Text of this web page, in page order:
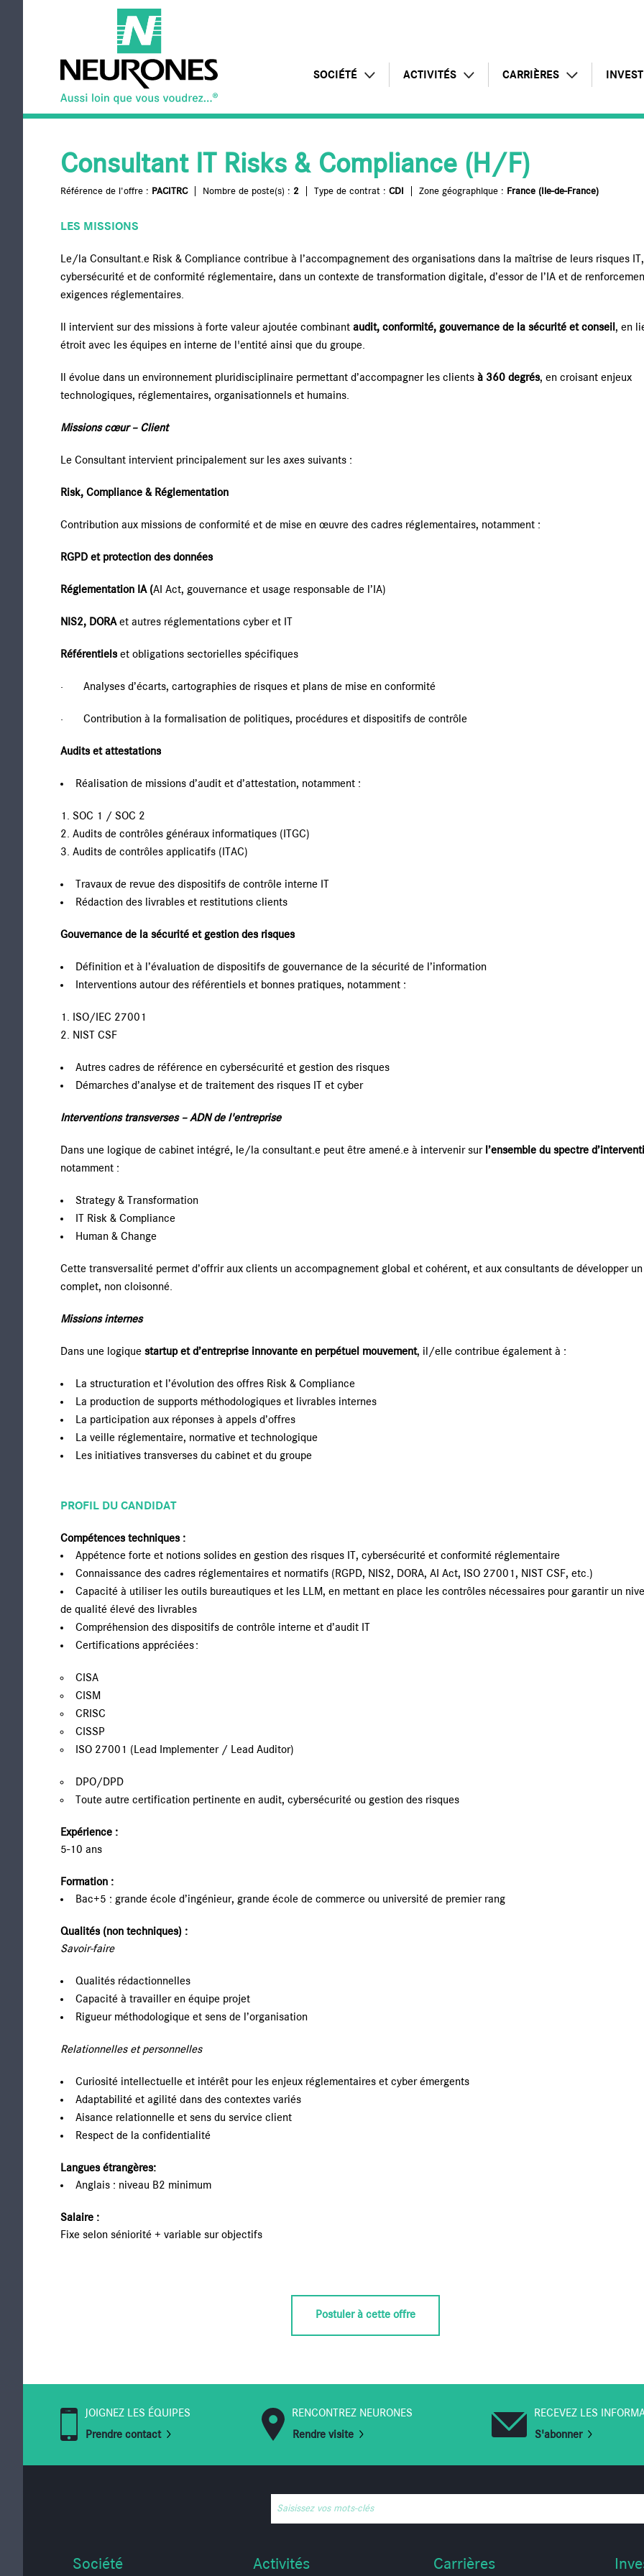
Aller au contenu principal
NEURONES
SOCIÉTÉ
Chiffres clés
ACTIVITÉS
Offre globale
Pôle conseil
CARRIÈRES
Postes à pourvoir
Consultant IT Risks & Compliance (H/F)
Référence de l'offre : PACITRC Nombre de poste(s) : 2 Type de contrat : CDI Zone géographique : France (Ile-de-France)
LES MISSIONS
Le/la Consultant.e Risk & Compliance contribue à l’accompagnement des organisations dans la maîtrise de leurs risques
cybersécurité et de conformité réglementaire, dans un contexte de transformation digitale, d’essor de l’IA et de
exigences réglementaires.
Il intervient sur des missions à forte valeur ajoutée combinant audit, conformité, gouvernance de la sécurité et conseil , en
étroit avec les équipes en interne de l'entité ainsi que du groupe.
Il évolue dans un environnement pluridisciplinaire permettant d’accompagner les clients à 360 degrés, en croisant enjeux
technologiques, réglementaires, organisationnels et humains.
Missions cœur – Client
Le Consultant intervient principalement sur les axes suivants :
Risk, Compliance & Réglementation
Contribution aux missions de conformité et de mise en œuvre des cadres réglementaires, notamment :
RGPD et protection des données
Réglementation IA (AI Act, gouvernance et usage responsable de l’IA)
NIS2, DORAet autres réglementations cyber et IT
Référentiels et obligations sectorielles spécifiques
· Analyses d’écarts, cartographies de risques et plans de mise en conformité
· Contribution à la formalisation de politiques, procédures et dispositifs de contrôle
Audits et attestations
Réalisation de missions d’audit et d’attestation, notamment :
SOC 1 / SOC 2
Audits de contrôles généraux informatiques (ITGC)
Audits de contrôles applicatifs (ITAC)
Travaux de revue des dispositifs de contrôle interne IT
Rédaction des livrables et restitutions clients
Gouvernance de la sécurité et gestion des risques
Définition et à l’évaluation de dispositifs de gouvernance de la sécurité de l’information
Interventions autour des référentiels et bonnes pratiques, notamment :
ISO/IEC 27001
NIST CSF
Autres cadres de référence en cybersécurité et gestion des risques
Démarches d’analyse et de traitement des risques IT et cyber
Interventions transverses – ADN de l'entreprise
Dans une logique de cabinet intégré, le/la consultant.e peut être amené.e à intervenir sur l’ensemble du spectre
notamment :
Strategy & Transformation
IT Risk & Compliance
Human & Change
Cette transversalité permet d’offrir aux clients un accompagnement global et cohérent, et aux consultants de développer
complet, non cloisonné.
Missions internes
Dans une logique startup et d’entreprise innovante en perpétuel mouvement, il/elle contribue également à :
La structuration et l’évolution des offres Risk & Compliance
La production de supports méthodologiques et livrables internes
La participation aux réponses à appels d’offres
La veille réglementaire, normative et technologique
Les initiatives transverses du cabinet et du groupe
PROFIL DU CANDIDAT
Compétences techniques :
Appétence forte et notions solides en gestion des risques IT, cybersécurité et conformité réglementaire
Connaissance des cadres réglementaires et normatifs (RGPD, NIS2, DORA, AI Act, ISO 27001, NIST CSF, etc.)
Capacité à utiliser les outils bureautiques et les LLM, en mettant en place les contrôles nécessaires pour garantir un
de qualité élevé des livrables
Compréhension des dispositifs de contrôle interne et d’audit IT
Certifications appréciées :
CISA
CISM
CRISC
CISSP
ISO 27001 (Lead Implementer / Lead Auditor)
DPO/DPD
Toute autre certification pertinente en audit, cybersécurité ou gestion des risques
Expérience :
5-10 ans
Formation :
Bac+5 : grande école d’ingénieur, grande école de commerce ou université de premier rang
Qualités (non techniques) :
Savoir-faire
Qualités rédactionnelles
Capacité à travailler en équipe projet
Rigueur méthodologique et sens de l’organisation
Relationnelles et personnelles
Curiosité intellectuelle et intérêt pour les enjeux réglementaires et cyber émergents
Adaptabilité et agilité dans des contextes variés
Aisance relationnelle et sens du service client
Respect de la confidentialité
Langues étrangères:
Anglais : niveau B2 minimum
Salaire :
Fixe selon séniorité + variable sur objectifs
Postuler à cette offre
JOIGNEZ LES ÉQUIPES
Prendre contact
RENCONTREZ NEURONES
Rendre visite
RECEVEZ LES
S'abonner
Saisissez vos mots-clés
Société Activités Carrières